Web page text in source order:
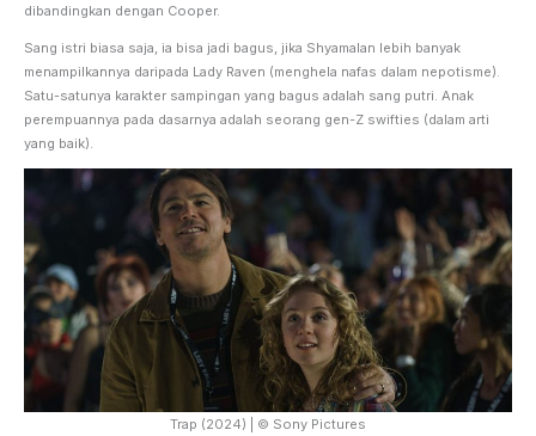
dibandingkan dengan Cooper.
Sang istri biasa saja, ia bisa jadi bagus, jika Shyamalan lebih banyak
menampilkannya daripada Lady Raven (menghela nafas dalam nepotisme).
Satu-satunya karakter sampingan yang bagus adalah sang putri. Anak
perempuannya pada dasarnya adalah seorang gen-Z swifties (dalam arti
yang baik).
Trap (2024) | © Sony Pictures